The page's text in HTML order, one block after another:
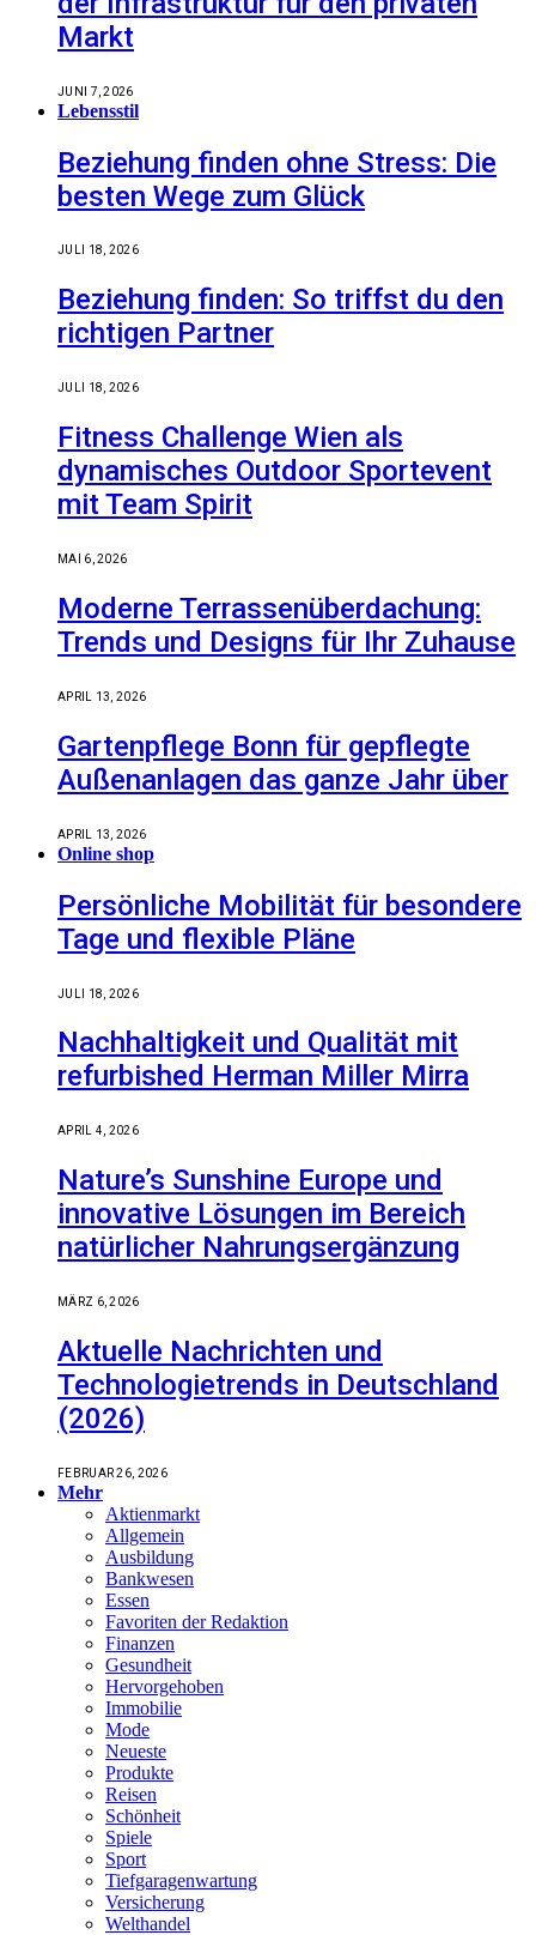
Markt
JUNI 7, 2026
Lebensstil
Beziehung finden ohne Stress: Die
besten Wege zum Glück
JULI 18, 2026
Beziehung finden: So triffst du den
richtigen Partner
JULI 18, 2026
Fitness Challenge Wien als
dynamisches Outdoor Sportevent
mit Team Spirit
MAI 6, 2026
Moderne Terrassenüberdachung:
Trends und Designs für Ihr Zuhause
APRIL 13, 2026
Gartenpflege Bonn für gepflegte
Außenanlagen das ganze Jahr über
APRIL 13, 2026
Online shop
Persönliche Mobilität für besondere
Tage und flexible Pläne
JULI 18, 2026
Nachhaltigkeit und Qualität mit
refurbished Herman Miller Mirra
APRIL 4, 2026
Nature’s Sunshine Europe und
innovative Lösungen im Bereich
natürlicher Nahrungsergänzung
MÄRZ 6, 2026
Aktuelle Nachrichten und
Technologietrends in Deutschland
(2026)
FEBRUAR 26, 2026
Mehr
Aktienmarkt
Allgemein
Ausbildung
Bankwesen
Essen
Favoriten der Redaktion
Finanzen
Gesundheit
Hervorgehoben
Immobilie
Mode
Neueste
Produkte
Reisen
Schönheit
Spiele
Sport
Tiefgaragenwartung
Versicherung
Welthandel